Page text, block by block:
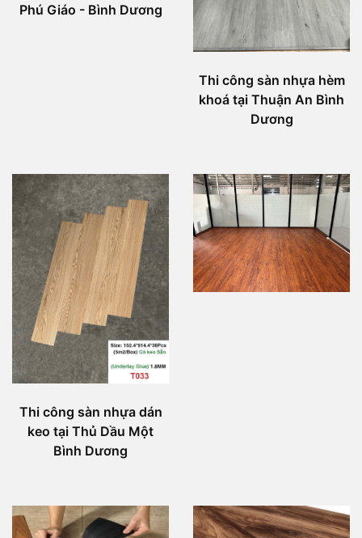
Phú Giáo - Bình Dương
Thi công sàn nhựa hèm
khoá tại Thuận An Bình
Dương
Thi công sàn nhựa dán
keo tại Thủ Dầu Một
Bình Dương